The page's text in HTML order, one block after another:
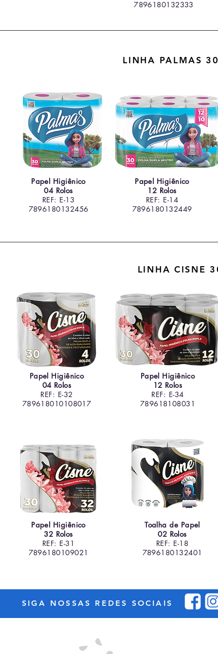
7896180132333
LINHA PALMAS
Papel Higiênico
04 Rolos
REF: E-13
7896180132456
Papel Higiênico
12 Rolos
REF: E-14
7896180132449
LINHA CISNE
Papel Higiênico
04 Rolos
REF: E-32
789618010108017
Papel Higiênico
32 Rolos
REF: E-31
7896180109021
Papel Higiênico
12 Rolos
REF: E-34
789618108031
Toalha de Papel
02 Rolos
REF: E-18
7896180132401
SIGA NOSSAS REDES SOCIAIS